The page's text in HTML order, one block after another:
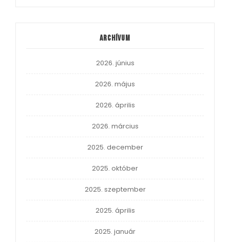
Archívum
2026. június
2026. május
2026. április
2026. március
2025. december
2025. október
2025. szeptember
2025. április
2025. január